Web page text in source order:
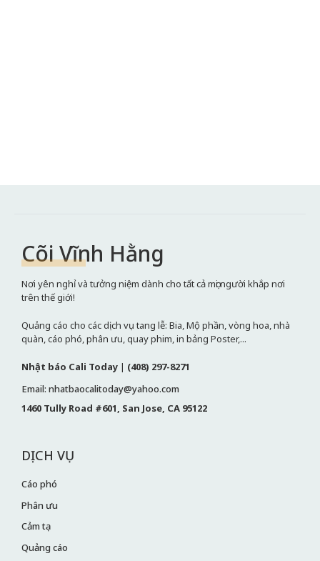
Cõi Vĩnh Hằng
Nơi yên nghỉ và tưởng niệm dành cho tất cả mọi người khắp nơi
trên thế giới!
Quảng cáo cho các dịch vụ tang lễ: Bia, Mộ phần, vòng hoa, nhà
quàn, cáo phó, phân ưu, quay phim, in bảng Poster,...
Nhật báo Cali Today | (408) 297-8271
Email: nhatbaocalitoday@yahoo.com
1460 Tully Road #601, San Jose, CA 95122
DỊCH VỤ
Cáo phó
Phân ưu
Cảm tạ
Quảng cáo